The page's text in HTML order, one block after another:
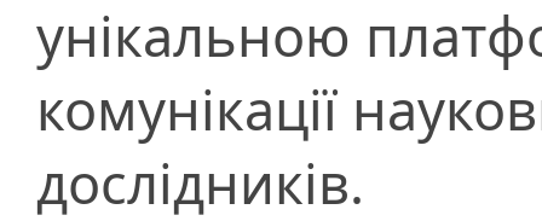
унікальною
комунікації
дослідників.